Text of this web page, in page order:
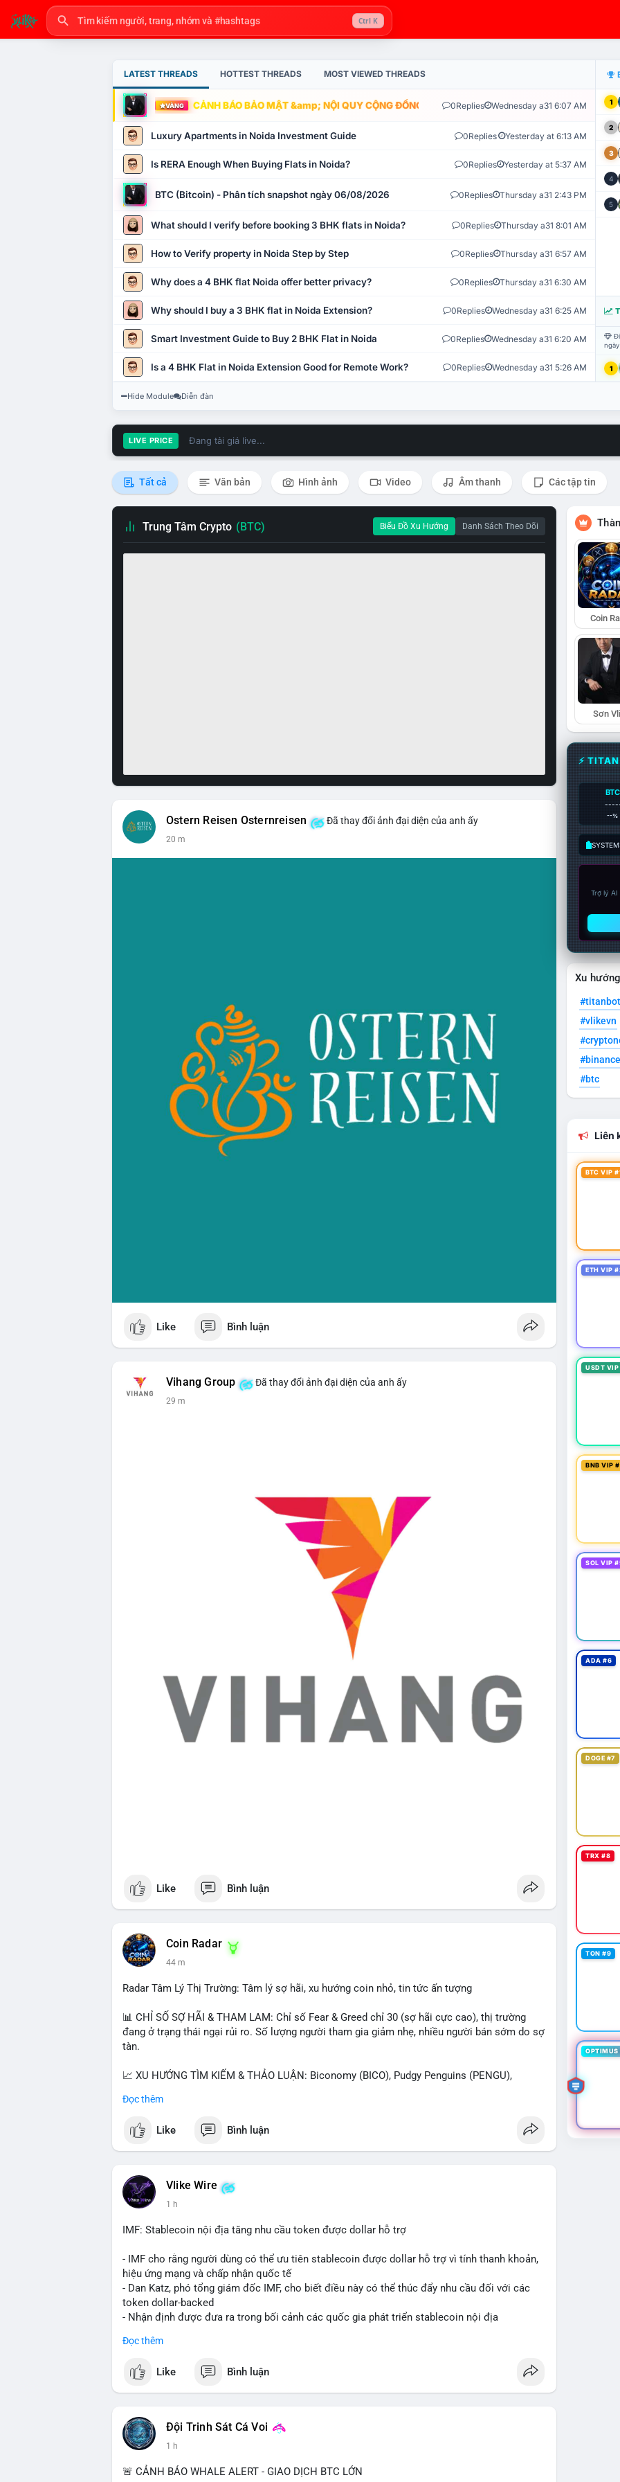
Ctrl K
LATEST THREADS HOTTEST THREADS MOST VIEWED THREADS
VÀNG CẢNH BÁO BẢO MẬT &amp; NỘI QUY CỘNG ĐỒNG VLIKE.VN: HỆ THỐNG GIÁM SÁT TỰ
0Replies Wednesday a31 6:07 AM
Luxury Apartments in Noida Investment Guide 0Replies Yesterday at 6:13 AM
Is RERA Enough When Buying Flats in Noida? 0Replies Yesterday at 5:37 AM
BTC (Bitcoin) - Phân tích snapshot ngày 06/08/2026 0Replies Thursday a31 2:43 PM
What should I verify before booking 3 BHK flats in Noida? 0Replies Thursday a31 8:01 AM
How to Verify property in Noida Step by Step 0Replies Thursday a31 6:57 AM
Why does a 4 BHK flat Noida offer better privacy? 0Replies Thursday a31 6:30 AM
Why should I buy a 3 BHK flat in Noida Extension? 0Replies Wednesday a31 6:25 AM
Smart Investment Guide to Buy 2 BHK Flat in Noida 0Replies Wednesday a31 6:20 AM
Is a 4 BHK Flat in Noida Extension Good for Remote Work? 0Replies Wednesday a31 5:26 AM
1
2
3
4
5
1
Hide Module Diễn đàn
LIVE PRICE Đang tải giá live...
Tất cả Văn bản Hình ảnh Video Âm thanh Các tập tin
Trung Tâm Crypto (BTC) Biểu Đồ Xu Hướng Danh Sách Theo Dõi
Ostern Reisen Osternreisen Đã thay đổi ảnh đại diện của anh ấy
20 m
Like Bình luận
Vihang Group Đã thay đổi ảnh đại diện của anh ấy
29 m
Like Bình luận
Coin Radar
44 m
Radar Tâm Lý Thị Trường: Tâm lý sợ hãi, xu hướng coin nhỏ, tin tức ấn tượng
📊 CHỈ SỐ SỢ HÃI & THAM LAM: Chỉ số Fear & Greed chỉ 30 (sợ hãi cực cao), thị trường
đang ở trạng thái ngại rủi ro. Số lượng người tham gia giảm nhẹ, nhiều người bán sớm do sợ
tàn.
📈 XU HƯỚNG TÌM KIẾM & THẢO LUẬN: Biconomy (BICO), Pudgy Penguins (PENGU),
Penguins), AI (Hyperliquid) và ổn định (BSV) nổi bật.
💬 DÒNG CHẢY TIN TỨC & TRUYỀN THÔNG: Bàn tán trên Binance Square tập trung vào
lệnh kẹp, dự báo NVDA và Musk Starship 13. Telegram nhấn mạnh luật mới tại Brazil và
💡 NHẬN ĐỊNH & KHUYẾN NGHỊ: Tâm lý ngắn hạn vẫn tiêu cực do sợ hãi, nhưng xu hướng
coin nhỏ và tin tức AI/NVIDA có thể tạo cơ hội mua sớm. Cần theo dõi sự thay đổi trong
Đọc thêm
Like Bình luận
Vlike Wire
1 h
IMF: Stablecoin nội địa tăng nhu cầu token được dollar hỗ trợ
- IMF cho rằng người dùng có thể ưu tiên stablecoin được dollar hỗ trợ vì tính thanh khoản,
hiệu ứng mạng và chấp nhận quốc tế
- Dan Katz, phó tổng giám đốc IMF, cho biết điều này có thể thúc đẩy nhu cầu đối với các
token dollar-backed
- Nhận định được đưa ra trong bối cảnh các quốc gia phát triển stablecoin nội địa
$btc $eth
#vlikevn #titanbot
Đọc thêm
Like Bình luận
Đội Trinh Sát Cá Voi
1 h
🚨 CẢNH BÁO WHALE ALERT - GIAO DỊCH BTC LỚN
Coin
Sơn
⚡
BTC
--%
Trợ lý
Xu
#titanbot
#vlikevn
#btc
Liên
BTC VIP
ETH VIP
USDT
BNB VIP
SOL VIP
ADA #6
DOGE #7
TRX #8
TON #9
OPTIMUS